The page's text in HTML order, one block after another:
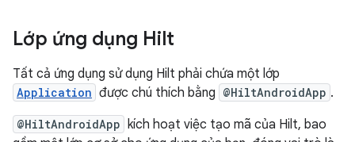
Lớp ứng dụng Hilt
Tất cả ứng dụng sử dụng Hilt phải chứa một lớp
Application được chú thích bằng @HiltAndroidApp .
@HiltAndroidApp kích hoạt việc tạo mã của Hilt, bao